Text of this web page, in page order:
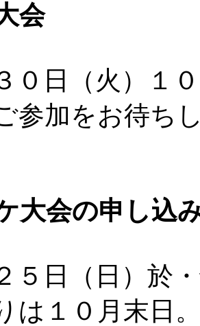
会
０日（火）１
参加をお待ち
大会の申し込
５日（日）於
は１０月末日